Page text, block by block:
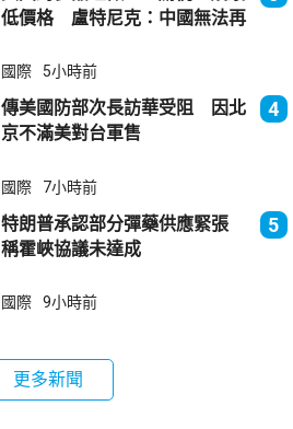
低價格 盧特尼克：中國無法再
國際 5小時前
傳美國防部次長訪華受阻 因北
京不滿美對台軍售
4
國際 7小時前
特朗普承認部分彈藥供應緊張
稱霍峽協議未達成
5
國際 9小時前
更多新聞